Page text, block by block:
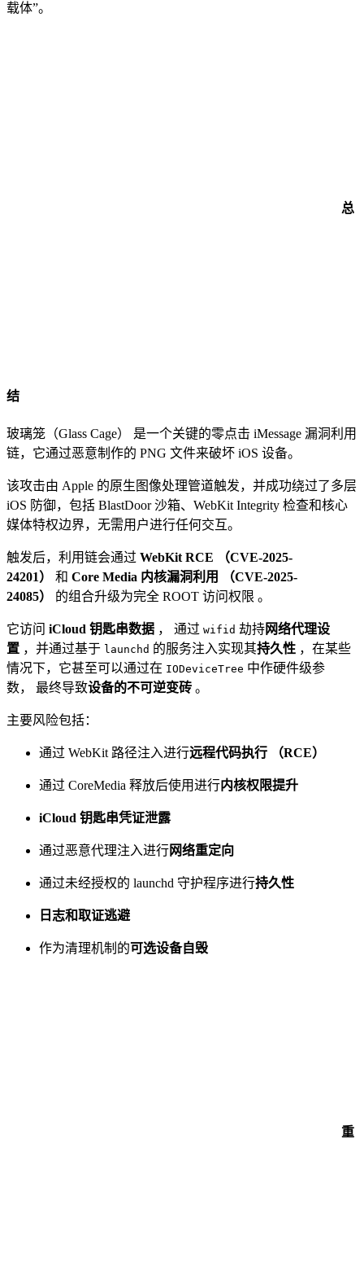
载体”。
总
结
玻璃笼（Glass Cage） 是一个关键的零点击 iMessage 漏洞利用
链，它通过恶意制作的 PNG 文件来破坏 iOS 设备。
该攻击由 Apple 的原生图像处理管道触发，并成功绕过了多层
iOS 防御，包括 BlastDoor 沙箱、WebKit Integrity 检查和核心
媒体特权边界，无需用户进行任何交互。
触发后，利用链会通过 WebKit RCE （CVE-2025-
24201）
和 Core Media 内核漏洞利用 （CVE-2025-
24085）
的组合升级为完全 ROOT 访问权限 。
它访问 iCloud 钥匙串数据 ， 通过 wifid 劫持网络代理设
置 ，并通过基于 launchd 的服务注入实现其持久性 ，在某些
情况下，它甚至可以通过在 IODeviceTree 中作硬件级参
数， 最终导致设备的不可逆变砖 。
主要风险包括：
通过 WebKit 路径注入进行远程代码执行 （RCE）
通过 CoreMedia 释放后使用进行内核权限提升
iCloud 钥匙串凭证泄露
通过恶意代理注入进行网络重定向
通过未经授权的 launchd 守护程序进行持久性
日志和取证逃避
作为清理机制的可选设备自毁
重